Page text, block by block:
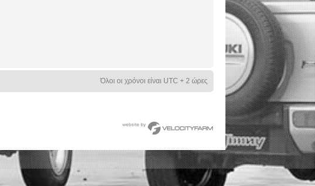
Όλοι οι χρόνοι είναι UTC + 2 ώρες